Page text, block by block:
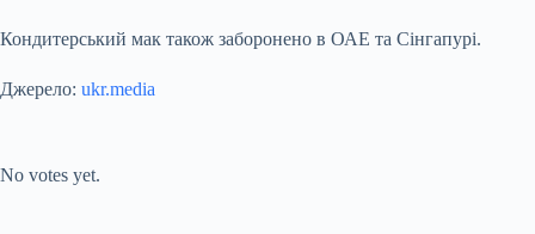
Кондитерський мак також заборонено в ОАЕ та Сінгапурі.
Джерело: ukr.media
No votes yet.